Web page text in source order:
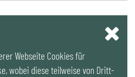
Webseite Cookies für
wobei diese teilweise von Dritt-